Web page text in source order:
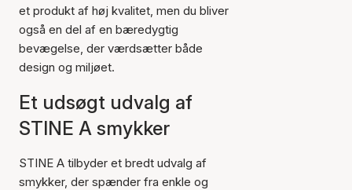
et produkt af høj kvalitet, men du bliver
også en del af en bæredygtig
bevægelse, der værdsætter både
design og miljøet.
Et udsøgt udvalg af
STINE A smykker
STINE A tilbyder et bredt udvalg af
smykker, der spænder fra enkle og